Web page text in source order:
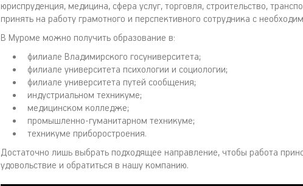
юриспруденция, медицина, сфера услуг, торговля, строительство,
принять на работу грамотного и перспективного сотрудника с
В Муроме можно получить образование в:
филиале Владимирского госуниверситета;
филиале университета психологии и социологии;
филиале университета путей сообщения;
индустриальном техникуме;
медицинском колледже;
промышленно-гуманитарном техникуме;
техникуме приборостроения.
Достаточно лишь выбрать подходящее направление, чтобы работа
удовольствие и обратиться в нашу компанию.